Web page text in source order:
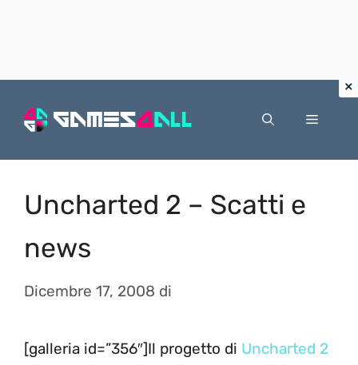
Menu
Uncharted 2 – Scatti e
news
Dicembre 17, 2008 di
[galleria id=”356″]Il progetto di Uncharted 2